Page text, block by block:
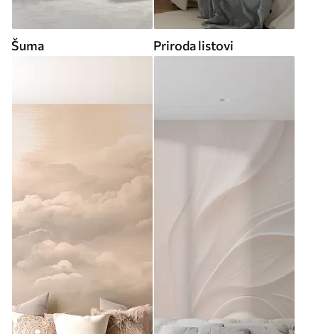
Šuma Priroda listovi